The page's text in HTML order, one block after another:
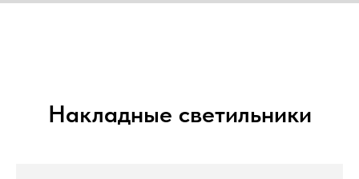
Накладные светильники